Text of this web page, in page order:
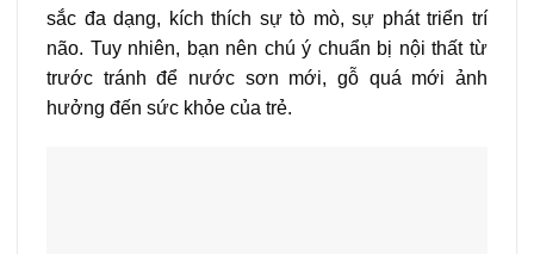
sắc đa dạng, kích thích sự tò mò, sự phát triển trí
não. Tuy nhiên, bạn nên chú ý chuẩn bị nội thất từ
trước tránh để nước sơn mới, gỗ quá mới ảnh
hưởng đến sức khỏe của trẻ.